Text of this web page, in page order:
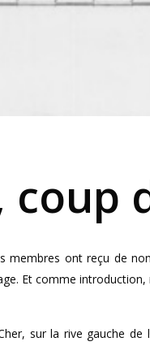
coup
membres ont reçu de
Et comme
sur la rive gauche